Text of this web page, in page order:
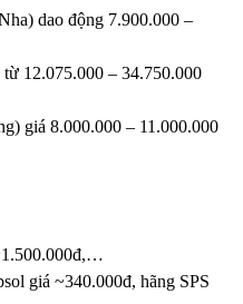
dao động 7.900.000 –
12.075.000 – 34.750.000
giá 8.000.000 – 11.000.000
giá ~340.000đ, hãng SPS